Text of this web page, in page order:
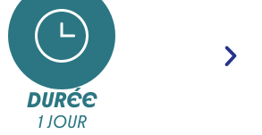
DURÉE
1 JOUR